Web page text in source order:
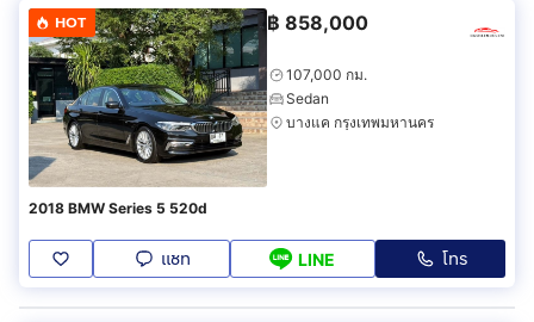
HOT ฿ 858,000
107,000 กม.
Sedan
บางแค กรุงเทพมหานคร
2018 BMW Series 5 520d
แชท LINE โทร